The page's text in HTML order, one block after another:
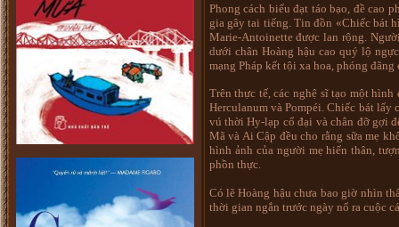
Phong cách biểu đạt táo bạo, đề cao
gia gây tai tiếng. Tin đồn «Chiếc bát
Marie-Antoinette được lan rộng.
dưới chân Hoàng hậu cao quý lộ
mạng Pháp kết tội xa hoa, phóng
Trên thực tế, các nghệ sĩ tạo một
Herculanum và Pompéi. Chiếc bát
vú thời Hy-lạp cổ đại và chân đỡ gợi
Mã và Ai Cập đều cho rằng sữa mẹ
hình ảnh của người mẹ hiến thân,
phồn thực.
Có lẽ Hoàng hậu chưa bao giờ nhìn
thời gian ngắn trước ngày nổ ra cuộc